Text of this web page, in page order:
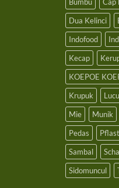
Dua Kelinci
Indofood
Kecap
KOEPOE
Krupuk
Mie
Munik
Pedas
Sambal
Sidomuncul